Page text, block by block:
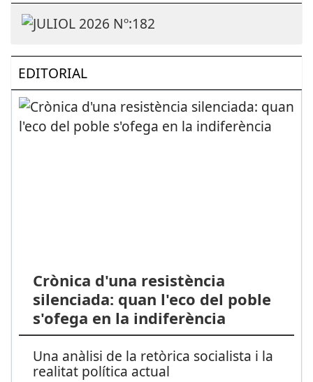
EDITORIAL
Crònica d'una resistència
silenciada: quan l'eco del poble
s'ofega en la indiferència
Una anàlisi de la retòrica socialista i la
realitat política actual